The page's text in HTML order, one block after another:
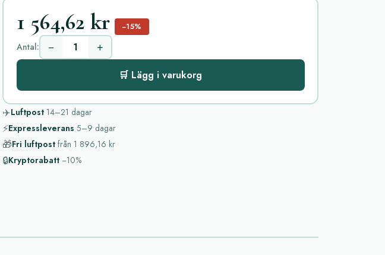
1 564,62 kr −15%
Antal: − +
🛒 Lägg i varukorg
✈️Luftpost 14–21 dagar
⚡Expressleverans 5–9 dagar
🎁Fri luftpost från 1 896,16 kr
🔒Kryptorabatt −10%